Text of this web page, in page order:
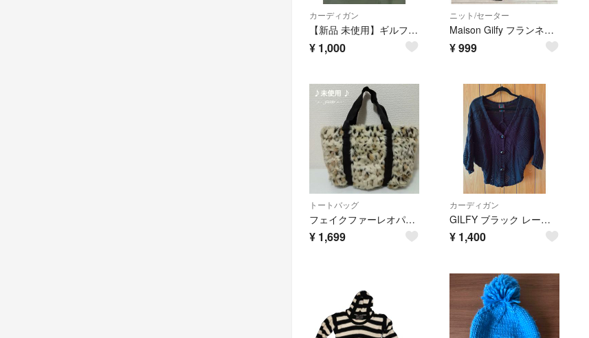
カーディガン
【新品 未使用】ギルフィー GILFY ボーダー 長袖 カーディガン
¥ 1,000
ニット/セーター
Maison Gilfy フランネル ニット長袖シャツ
¥999
トートバッグ
フェイクファーレオパードミニトートバッグ♡MAISON GILFY 未使用
¥ 1,699
カーディガン
GILFY ブラック レース編み カーディガン
¥ 1,400